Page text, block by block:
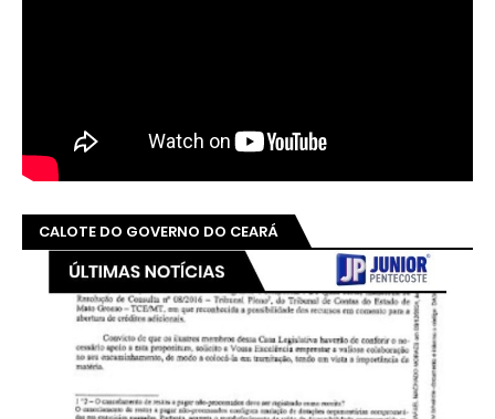
CALOTE DO GOVERNO DO CEARÁ